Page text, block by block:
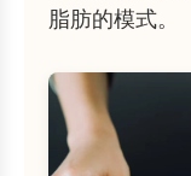
脂肪的模式。